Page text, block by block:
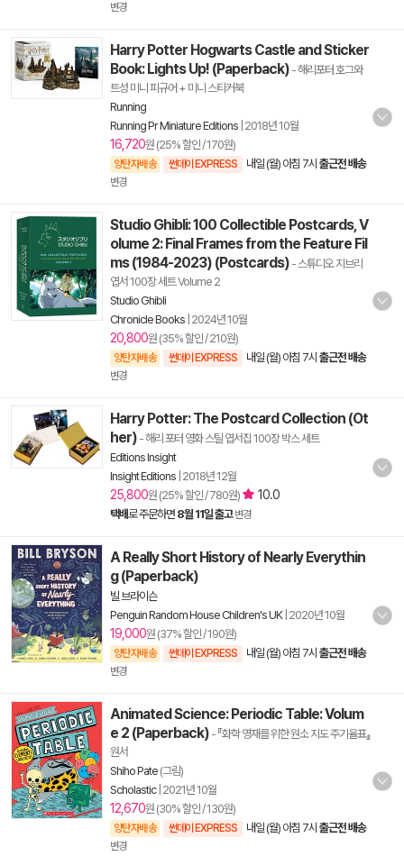
변경
Harry Potter Hogwarts Castle and Sticker
Book: Lights Up! (Paperback) - 해리포터 호그와
트성 미니 피규어 + 미니 스티커북
Running
Running Pr Miniature Editions 2018년 10월
16,720원 (25% 할인 / 170원)
양탄자배송 썬데이 EXPRESS 내일 (월) 아침 7시 출근전 배송
변경
Studio Ghibli: 100 Collectible Postcards, V
olume 2: Final Frames from the Feature Fil
ms (1984-2023) (Postcards) - 스튜디오 지브리
엽서 100장 세트 Volume 2
Studio Ghibli
Chronicle Books 2024년 10월
20,800원 (35% 할인 / 210원)
양탄자배송 썬데이 EXPRESS 내일 (월) 아침 7시 출근전 배송
변경
Harry Potter: The Postcard Collection (Ot
her) - 해리 포터 영화 스틸 엽서집 100장 박스 세트
Editions Insight
Insight Editions 2018년 12월
25,800원 (25% 할인 / 780원) 10.0
택배로 주문하면 8월 11일 출고 변경
A Really Short History of Nearly Everythin
g (Paperback)
빌 브라이슨
Penguin Random House Children's UK| 2020년 10월
19,000원 (37% 할인 / 190원)
양탄자배송 썬데이 EXPRESS 내일 (월) 아침 7시 출근전 배송
변경
Animated Science: Periodic Table: Volum
e 2 (Paperback) - 『화학 영재를 위한 원소 지도 주기율표』
원서
Shiho Pate (그림)
Scholastic| 2021년 10월
12,670원 (30% 할인 / 130원)
양탄자배송 썬데이 EXPRESS 내일 (월) 아침 7시 출근전 배송
변경